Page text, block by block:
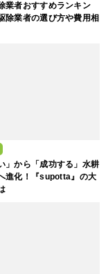
業者おすすめランキン
業者の選び方や費用相
」から「成功する」水耕
進化！『supotta』の大